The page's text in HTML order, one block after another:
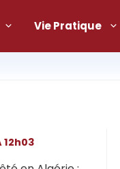
Vie Pratique
12h03